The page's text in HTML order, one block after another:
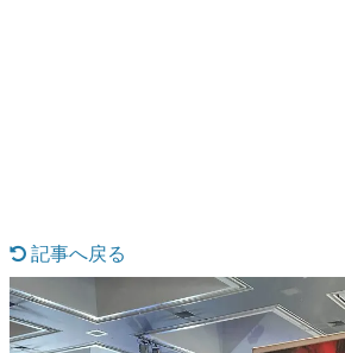
なんでゲームは面白い？
ゲーム開発者・hamatsu氏がゲ
具体的な形から解き明かしていく
です。
記事へ戻る